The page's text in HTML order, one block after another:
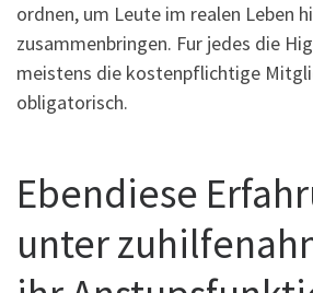
ordnen, um Leute im realen Leben
zusammenbringen. Fur jedes die
meistens die kostenpflichtige
obligatorisch.
Ebendiese
unter